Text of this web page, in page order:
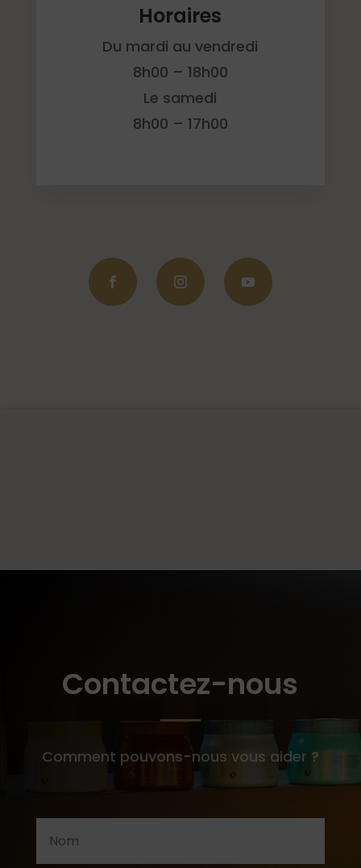
Horaires
Du mardi au vendredi
8h00 – 18h00
Le samedi
8h00 – 17h00
Contactez-nous
Comment pouvons-nous vous aider ?